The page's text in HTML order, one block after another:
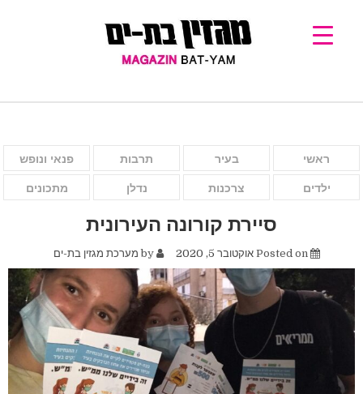
ראשי בעיר תרבות פנאי ונופש
ילדים צרכנות נדלן מתכונים
סיירת קורונה העירונית
Posted on אוקטובר 5, 2020 by מערכת מגזין בת-ים